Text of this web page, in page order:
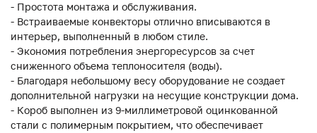
- Простота монтажа и обслуживания.
- Встраиваемые конвекторы отлично вписываются в
интерьер, выполненный в любом стиле.
- Экономия потребления энергоресурсов за счет
сниженного объема теплоносителя (воды).
- Благодаря небольшому весу оборудование не создает
дополнительной нагрузки на несущие конструкции дома.
- Короб выполнен из 9-миллиметровой оцинкованной
стали с полимерным покрытием, что обеспечивает